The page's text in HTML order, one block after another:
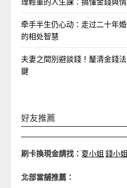
牵手半生仍心动：走过二十年
的相处智慧
夫妻之間別避談錢！釐清金錢
鍵
好友推薦
刷卡換現金請找： 夏小姐 錢小姐
北部當舖推薦：